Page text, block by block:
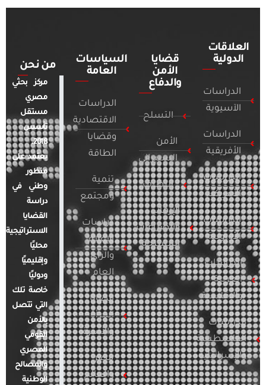
العلاقات
الدولية
الدراسات
الآسيوية
الدراسات
الأفريقية
الدراسات
الأمريكية
الدراسات
الأوروبية
الدراسات
العربية
والإقليمية
الدراسات
الفلسطينية
والإسرائيلية
قضايا
الأمن
والدفاع
التسلح
الأمن
السيبراني
التطرف
الإرهاب
والصراعات
المسلحة
السياسات
العامة
الدراسات
الاقتصادية
وقضايا
الطاقة
تنمية
ومجتمع
دراسات
الإعلام
والرأي
العام
قضايا
المرأة
والأسرة
مصر
والعالم
من نحن
مركز بحثي
مصري
مستقل
تأسس
2018.
يعتمد على
منظور
وطني في
دراسة
القضايا
الاستراتيجية
محليًا
وإقليميًا
ودوليًا
خاصة تلك
التي تتصل
بالأمن
القومي
المصري
والمصالح
الوطنية